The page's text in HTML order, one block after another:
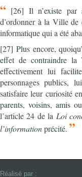
“ [26] Il n’existe par
d’ordonner à la Ville
informatique qui a été
[27] Plus encore,
effet de contraindre
effectivement lui
personnages publics,
satisfaire leur curiosité
parents, voisins, amis
l’article 24 de la Loi
l’informationprécité. ”
Réalisé par :